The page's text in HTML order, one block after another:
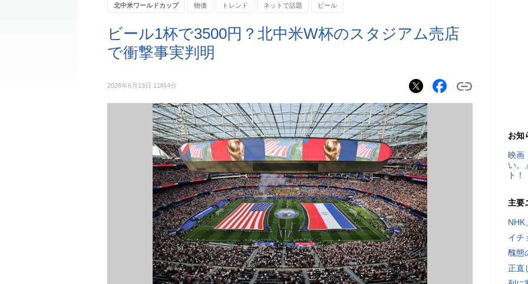
北中米ワールドカップ 物価 トレンド ネットで話題 ビール
ビール1杯で3500円？北中米W杯のスタジアム売店
で衝撃事実判明
2026年6月13日 11時4分
お知
映画
い。
ト！
主要
NHK
イチ
醜態
正直